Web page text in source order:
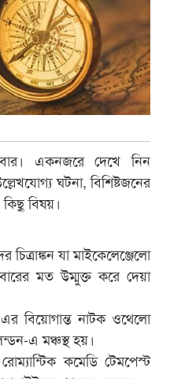
একনজরে দেখে নিন
ঘটনা, বিশিষ্টজনের
বিষয়।
যা মাইকেলেঞ্জেলো
মত উম্মুক্ত করে দেয়া
বিয়োগান্ত নাটক ওথেলো
এ মঞ্চস্থ হয়।
কমেডি টেমপেস্ট